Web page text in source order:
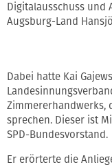
Digitalausschuss und
Augsburg-Land
Dabei hatte Kai
Zimmererhandwerks,
sprechen. Dieser ist
SPD-Bundesvorstand.
Er erörterte die